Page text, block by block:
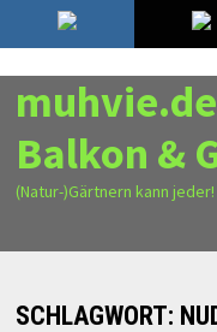
Zurück
zum
Inhalt
9. August 2026
Balkon &
(Natur-)Gärtnern kann jeder!
SCHLAGWORT: